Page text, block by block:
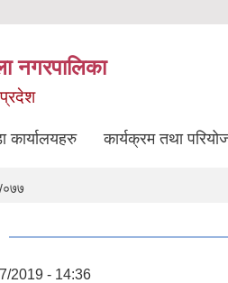
नगरपालिका
कार्यालयहरु कार्यक्रम तथा
2019 - 14:36